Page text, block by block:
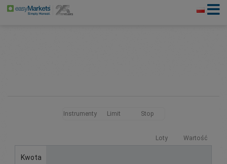
Instrumenty Limit Stop
Loty Wartość
Kwota